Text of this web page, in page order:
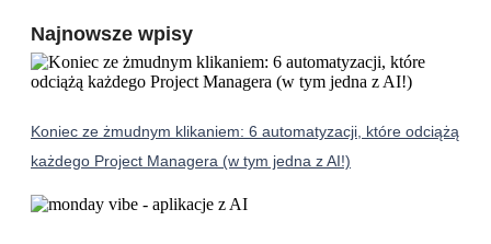
Najnowsze wpisy
Koniec ze żmudnym klikaniem: 6 automatyzacji, które odciążą
każdego Project Managera (w tym jedna z AI!)